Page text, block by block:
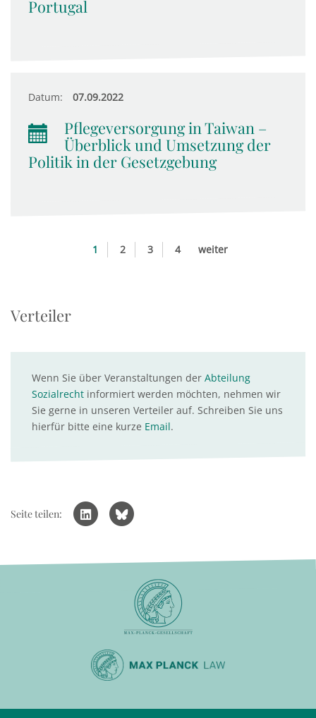
Portugal
Datum: 07.09.2022
Pflegeversorgung in Taiwan –
Überblick und Umsetzung der
Politik in der Gesetzgebung
1 2 3 4 weiter
Verteiler
Wenn Sie über Veranstaltungen der Abteilung
Sozialrecht informiert werden möchten, nehmen wir
Sie gerne in unseren Verteiler auf. Schreiben Sie uns
hierfür bitte eine kurze Email.
Seite teilen: